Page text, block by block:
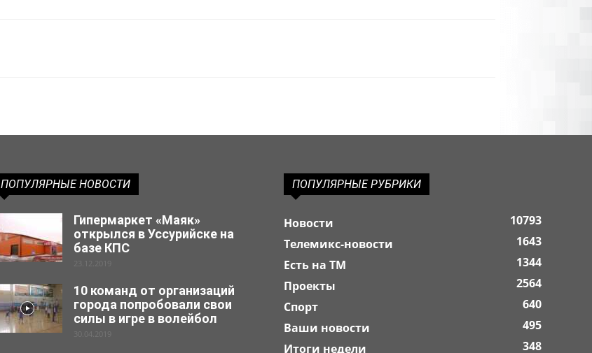
ПОПУЛЯРНЫЕ НОВОСТИ
Гипермаркет «Маяк»
открылся в Уссурийске на
базе КПС
23.12.2019
10 команд от организаций
города попробовали свои
силы в игре в волейбол
30.04.2019
ПОПУЛЯРНЫЕ РУБРИКИ
Новости
10793
Телемикс-новости
1643
Есть на ТМ
1344
Проекты
2564
Спорт
640
Ваши новости
495
Итоги недели
348